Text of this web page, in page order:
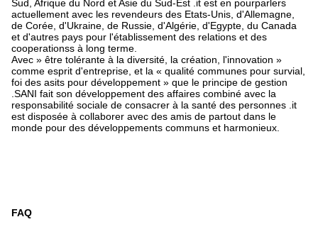
Sud, Afrique du Nord et Asie du Sud-Est .it est en pourparlers
actuellement avec les revendeurs des Etats-Unis, d'Allemagne,
de Corée, d'Ukraine, de Russie, d'Algérie, d'Egypte, du Canada
et d'autres pays pour l'établissement des relations et des
cooperationss à long terme.
Avec » être tolérante à la diversité, la création, l'innovation »
comme esprit d'entreprise, et la « qualité communes pour survial,
foi des asits pour développement » que le principe de gestion
.SANI fait son développement des affaires combiné avec la
responsabilité sociale de consacrer à la santé des personnes .it
est disposée à collaborer avec des amis de partout dans le
monde pour des développements communs et harmonieux.
FAQ